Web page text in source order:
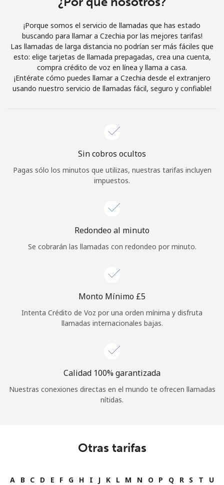
o
Continuar con
¡Porque somos el servicio de llamadas que has estado
buscando para llamar a Czechia por las mejores tarifas!
Las llamadas de larga distancia no podrían ser más fáciles que
esto: elige tarjetas de llamada prepagadas, crea una cuenta,
compra crédito de voz en línea y llama a casa.
¡Entérate cómo puedes llamar a Czechia desde el extranjero
usando nuestro servicio de llamadas fácil, seguro y confiable!
Sin cobros ocultos
Pagas sólo los minutos que utilizas, nuestras tarifas incluyen
impuestos.
Redondeo al minuto
Se cobrarán las llamadas con redondeo por minuto.
Monto Mínimo ⁦£5⁩
Intenta Crédito de Voz por una orden mínima y disfruta
llamadas internacionales bajas.
Calidad 100% garantizada
Nuestras conexiones directas en el mundo te ofrecen llamadas
nítidas.
Otras tarifas
A B C D E F G H I J K L M N O P Q R S T
U